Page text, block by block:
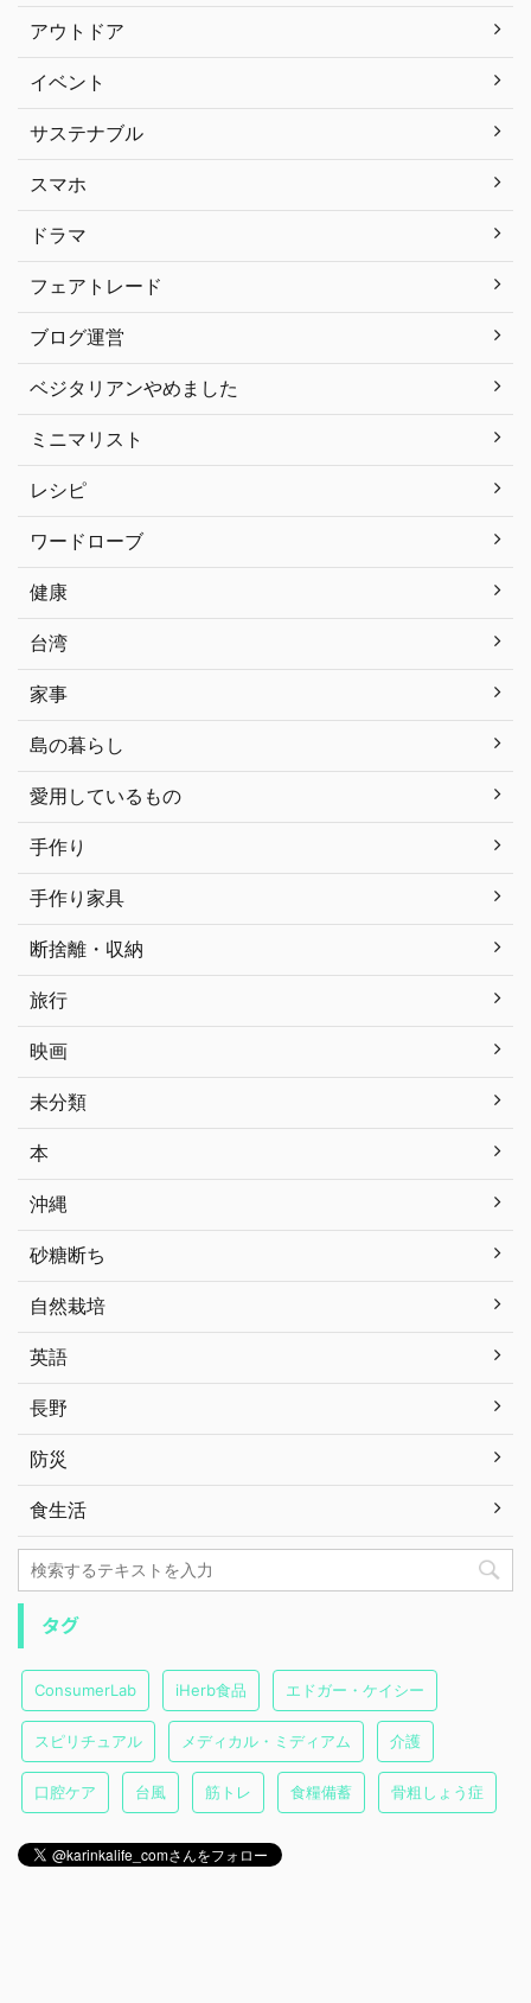
アウトドア
イベント
サステナブル
スマホ
ドラマ
フェアトレード
ブログ運営
ベジタリアンやめました
ミニマリスト
レシピ
ワードローブ
健康
台湾
家事
島の暮らし
愛用しているもの
手作り
手作り家具
断捨離・収納
旅行
映画
未分類
本
沖縄
砂糖断ち
自然栽培
英語
長野
防災
食生活
タグ
ConsumerLab iHerb食品 エドガー・ケイシー
スピリチュアル メディカル・ミディアム 介護
口腔ケア 台風 筋トレ 食糧備蓄 骨粗しょう症